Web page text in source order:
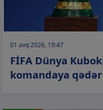
01 avq 2026, 19:47
FİFA Dünya
komandaya